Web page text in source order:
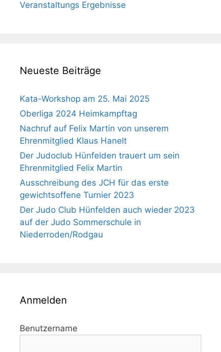
Veranstaltungs Ergebnisse
Neueste Beiträge
Kata-Workshop am 25. Mai 2025
Oberliga 2024 Heimkampftag
Nachruf auf Felix Martin von unserem
Ehrenmitglied Klaus Hanelt
Der Judoclub Hünfelden trauert um sein
Ehrenmitglied Felix Martin
Ausschreibung des JCH für das erste
gewichtsoffene Turnier 2023
Der Judo Club Hünfelden auch wieder 2023
auf der Judo Sommerschule in
Niederroden/Rodgau
Anmelden
Benutzername